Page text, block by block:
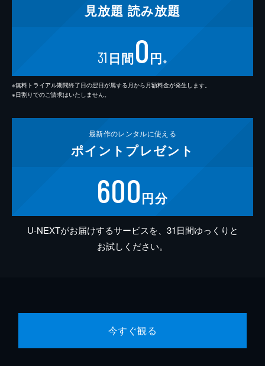
見放題 読み放題
31 日間0円 ※
※無料トライアル期間終了日の翌日が属する月から月額料金が発生します。
※日割りでのご請求はいたしません。
最新作のレンタルに使える
ポイント プレゼント
600円分
U-NEXTがお届けするサービスを、31日間ゆっくりと
お試しください。
今すぐ観る